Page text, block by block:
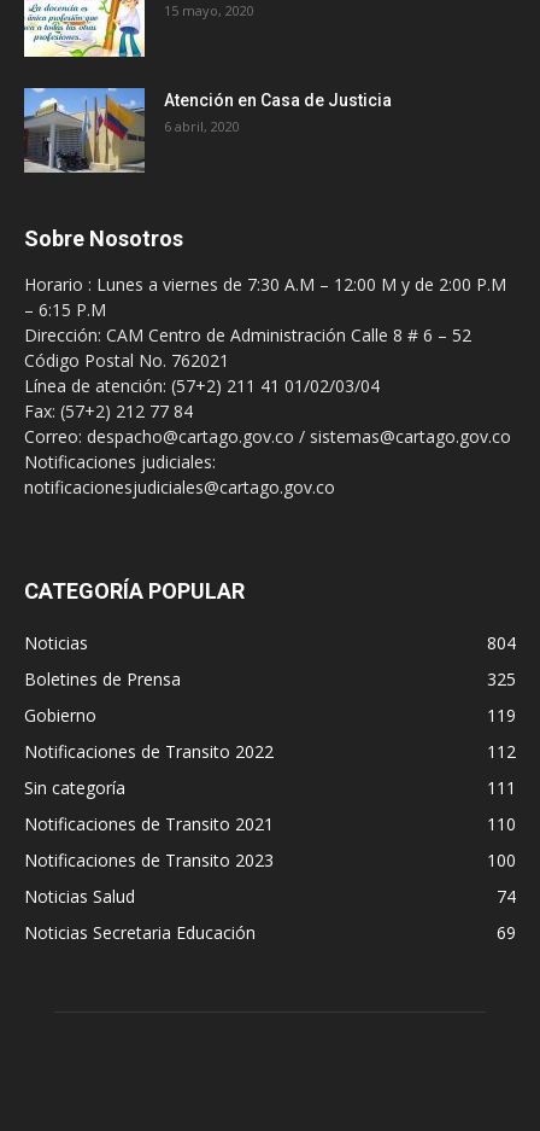
15 mayo, 2020
Atención en Casa de Justicia
6 abril, 2020
Sobre Nosotros
Horario : Lunes a viernes de 7:30 A.M – 12:00 M y de 2:00 P.M
– 6:15 P.M
Dirección: CAM Centro de Administración Calle 8 # 6 – 52
Código Postal No. 762021
Línea de atención: (57+2) 211 41 01/02/03/04
Fax: (57+2) 212 77 84
Correo: despacho@cartago.gov.co / sistemas@cartago.gov.co
Notificaciones judiciales:
notificacionesjudiciales@cartago.gov.co
CATEGORÍA POPULAR
Noticias
804
Boletines de Prensa
325
Gobierno
119
Notificaciones de Transito 2022
112
Sin categoría
111
Notificaciones de Transito 2021
110
Notificaciones de Transito 2023
100
Noticias Salud
74
Noticias Secretaria Educación
69